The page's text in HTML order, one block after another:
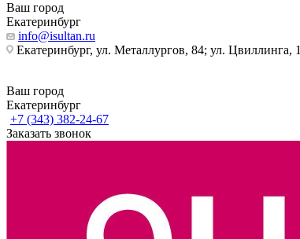
Ваш город
Екатеринбург
info@isultan.ru
Екатеринбург, ул. Металлургов, 84; ул. Цвиллинга, 1
Ваш город
Екатеринбург
+7 (343) 382-24-67
Заказать звонок